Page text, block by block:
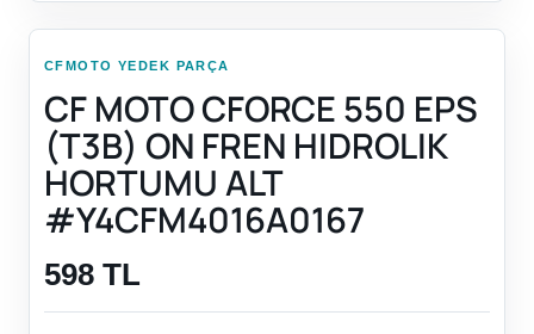
CFMOTO YEDEK PARÇA
CF MOTO CFORCE 550 EPS
(T3B) ON FREN HIDROLIK
HORTUMU ALT
#Y4CFM4016A0167
598 TL